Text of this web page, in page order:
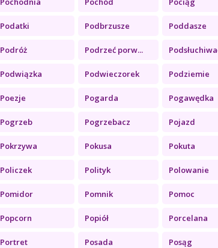
Podatki Podbrzusze Poddasze
Podróż Podrzeć porw...
Podwiązka Podwieczorek Podziemie
Poezje Pogarda Pogawędka
Pogrzeb Pogrzebacz Pojazd
Pokrzywa Pokusa Pokuta
Policzek Polityk Polowanie
Pomidor Pomnik Pomoc
Popcorn Popiół Porcelana
Portret Posada Posąg